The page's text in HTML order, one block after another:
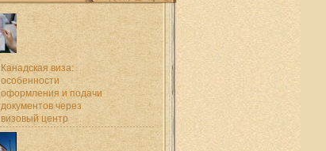
Канадская виза:
особенности
оформления и подачи
документов через
визовый центр